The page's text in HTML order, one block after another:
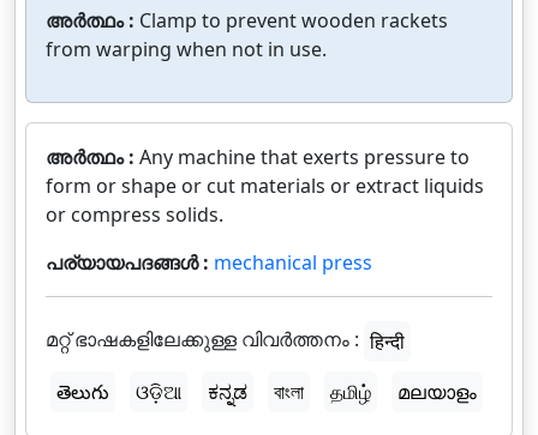
അർത്ഥം : Clamp to prevent wooden rackets
from warping when not in use.
അർത്ഥം : Any machine that exerts pressure to
form or shape or cut materials or extract liquids
or compress solids.
പര്യായപദങ്ങൾ : mechanical press
മറ്റ് ഭാഷകളിലേക്കുള്ള വിവർത്തനം : हिन्दी
తెలుగు
ଓଡ଼ିଆ ಕನ್ನಡ বাংলা தமிழ் മലയാളം